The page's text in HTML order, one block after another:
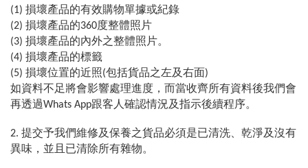
(1) 損壞產品的有效購物單據或紀錄
(2) 損壞產品的360度整體照片
(3) 損壞產品的內外之整體照片。
(4) 損壞產品的標籤
(5) 損壞位置的近照(包括貨品之左及右面)
如資料不足將會影響處理進度，而當收齊所有資料後我們會
再透過Whats App跟客人確認情況及指示後續程序。
2. 提交予我們維修及保養之貨品必須是已清洗、乾淨及沒有
異味，並且已清除所有雜物。